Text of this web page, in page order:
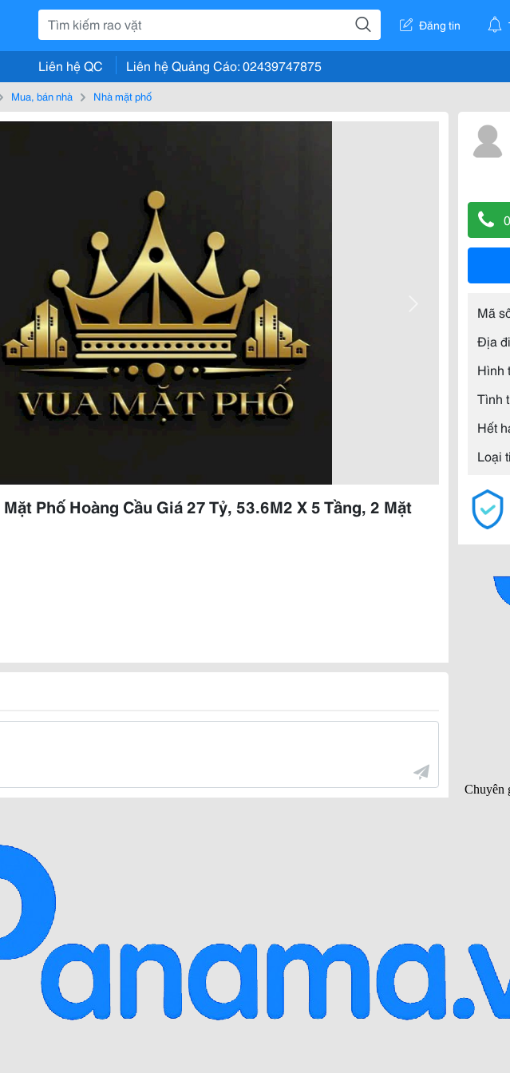
Đăng tin
Liên hệ QC Liên hệ Quảng Cáo: 02439747875
Mua, bán nhà Nhà mặt phố
Phố Hoàng Cầu Giá 27 Tỷ, 53.6M2 X 5 Tầng, 2 Mặt
Mã
Địa
Hình
Tình
Hết
Loại